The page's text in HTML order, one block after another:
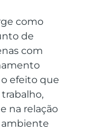
como
de
com
efeito que
na relação
ambiente